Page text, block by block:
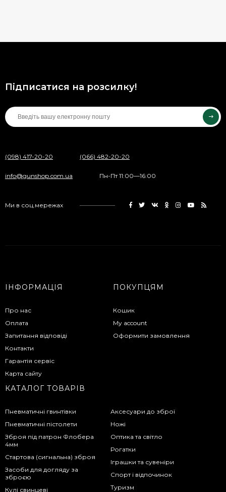
Підписатися на розсилку!
(098) 417-20-20 (066) 482-20-20
info@gunshop.com.ua Пн-Пт 11:00—16:00
Ми в соц.мережах
ІНФОРМАЦІЯ
Про нас
Оплата
Запитання відповіді
Контакти
Гарантія сервіс
Карта сайту
ПОКУПЦЯМ
Кошик
My account
Оформити замовлення
КАТАЛОГ ТОВАРІВ
Пневматичні гвинтівки
Пневматичні пістолети
Зброя під патрон Флобера
4мм
Стартова (сигнальна) зброя
Засоби для догляду за
зброєю
Кулі свинцеві
Аксесуари до зброї
Ножі
Оптика та світло
Рогатки
Іграшки та сувеніри
Спорт і відпочинок
Туризм